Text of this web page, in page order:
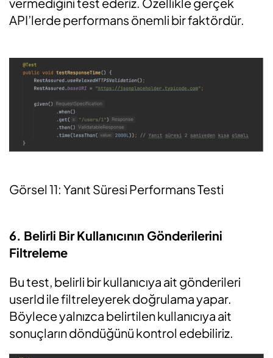
API’lerde performans önemli bir faktördür.
Görsel 11: Yanıt Süresi Performans Testi
6. Belirli Bir Kullanıcının Gönderilerini
Filtreleme
Bu test, belirli bir kullanıcıya ait gönderileri
userId ile filtreleyerek doğrulama yapar.
Böylece yalnızca belirtilen kullanıcıya ait
sonuçların döndüğünü kontrol edebiliriz.